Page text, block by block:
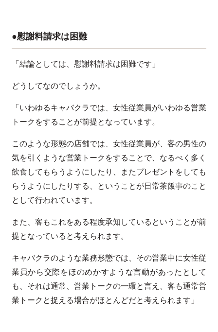
●慰謝料請求は困難
「結論としては、慰謝料請求は困難です」
どうしてなのでしょうか。
「いわゆるキャバクラでは、女性従業員がいわゆる営業
トークをすることが前提となっています。
このような形態の店舗では、女性従業員が、客の男性の
気を引くような営業トークをすることで、なるべく多く
飲食してもらうようにしたり、またプレゼントをしても
らうようにしたりする、ということが日常茶飯事のこと
として行われています。
また、客もこれをある程度承知しているということが前
提となっていると考えられます。
キャバクラのような業務形態では、その営業中に女性従
業員から交際をほのめかすような言動があったとして
も、それは通常、営業トークの一環と言え、客も通常営
業トークと捉える場合がほとんどだと考えられます」